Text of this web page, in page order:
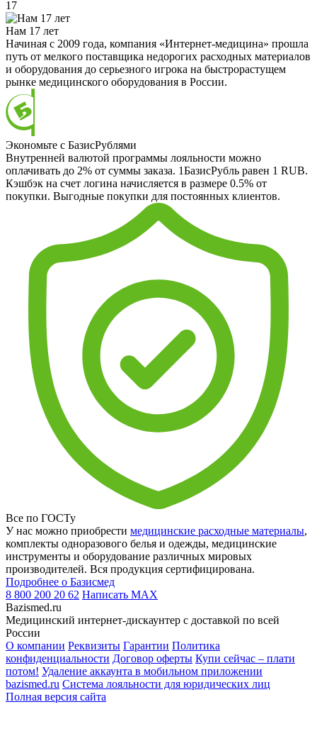
17
Нам 17 лет
Начиная с 2009 года, компания «Интернет-медицина» прошла
путь от мелкого поставщика недорогих расходных материалов
и оборудования до серьезного игрока на быстрорастущем
рынке медицинского оборудования в России.
Экономьте с БазисРублями
Внутренней валютой программы лояльности можно
оплачивать до 2% от суммы заказа. 1БазисРубль равен 1 RUB.
Кэшбэк на счет логина начисляется в размере 0.5% от
покупки. Выгодные покупки для постоянных клиентов.
Все по ГОСТу
У нас можно приобрести медицинские расходные материалы,
комплекты одноразового белья и одежды, медицинские
инструменты и оборудование различных мировых
производителей. Вся продукция сертифицирована.
Подробнее о Базисмед
8 800 200 20 62 Написать MAX
Bazismed.ru
Медицинский интернет-дискаунтер с доставкой по всей
России
О компании Реквизиты Гарантии Политика
конфиденциальности Договор оферты Купи сейчас – плати
потом! Удаление аккаунта в мобильном приложении
bazismed.ru Система лояльности для юридических лиц
Полная версия сайта